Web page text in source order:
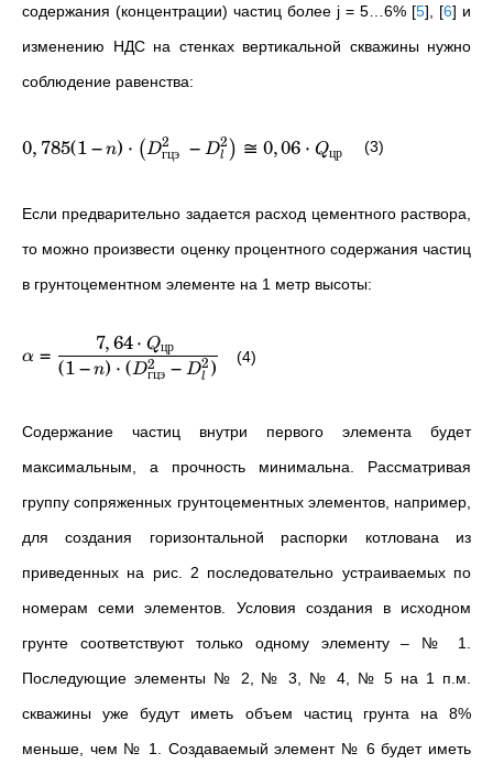
содержания (концентрации) частиц более j = 5…6% [5] [6] и
изменению НДС на стенках вертикальной скважины нужно
соблюдение равенства:
0, 785(1− n) ⋅ (Dгцэ
2 − Dl
2 ) ≅ 0,06 ⋅ Qцр (3)
Если предварительно задается расход цементного раствора,
то можно произвести оценку процентного содержания частиц
в грунтоцементном элементе на 1 метр высоты:
α = (1− n) ⋅ (Dгцэ
2 − Dl
2)
7,64⋅ Qцр
(4)
Содержание частиц внутри первого элемента будет
максимальным, а прочность минимальна. Рассматривая
группу сопряженных грунтоцементных элементов, например,
для создания горизонтальной распорки котлована из
приведенных на рис. 2 последовательно устраиваемых по
номерам семи элементов. Условия создания в исходном
грунте соответствуют только одному элементу – № 1.
Последующие элементы № 2, № 3, № 4, № 5 на 1 п.м.
скважины уже будут иметь объем частиц грунта на 8%
меньше, чем № 1. Создаваемый элемент № 6 будет иметь